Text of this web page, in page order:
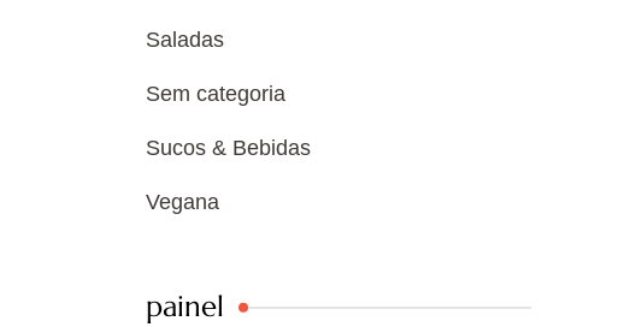
Saladas
Sem categoria
Sucos & Bebidas
Vegana
painel